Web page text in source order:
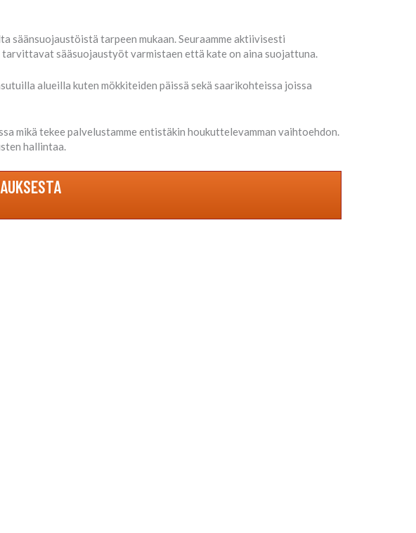
tarpeen mukaan. Seuraamme aktiivisesti
sääsuojaustyöt varmistaen että kate on aina suojattuna.
alueilla kuten mökkiteiden päissä sekä saarikohteissa joissa
mikä tekee palvelustamme entistäkin houkuttelevamman vaihtoehdon.
hallintaa.